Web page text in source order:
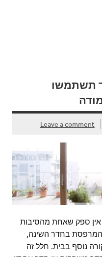
תשתמשו
Leave a comment
אין ספק שאחת מהסיבות
המרפסת בחדר השינה,
נוסף בבית. חלל זה